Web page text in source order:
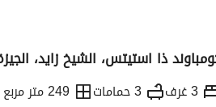
ذا استيتس، الشيخ زايد،
3 غرف 3 حمامات 249 متر مربع